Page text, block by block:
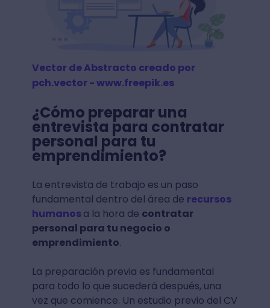
Vector de Abstracto creado por
pch.vector - www.freepik.es
¿Cómo preparar una
entrevista para contratar
personal para tu
emprendimiento?
La entrevista de trabajo es un paso
fundamental dentro del área de recursos
humanosa la hora de contratar
personal para tu negocio o
emprendimiento.
La preparación previa es fundamental
para todo lo que sucederá después, una
vez que comience. Un estudio previo del CV